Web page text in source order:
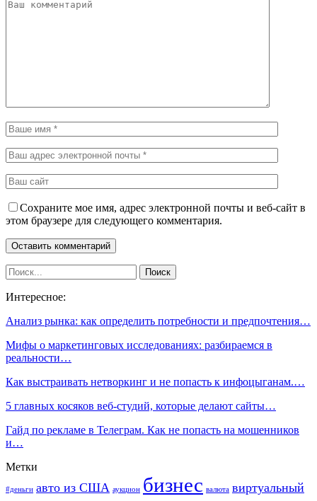
Сохраните мое имя, адрес электронной почты и веб-сайт в
этом браузере для следующего комментария.
Интересное:
Анализ рынка: как определить потребности и предпочтения…
Мифы о маркетинговых исследованиях: разбираемся в
реальности…
Как выстраивать нетворкинг и не попасть к инфоцыганам.…
5 главных косяков веб-студий, которые делают сайты…
Гайд по рекламе в Телеграм. Как не попасть на мошенников
и…
Метки
#деньги авто из США аукцион бизнес валюта виртуальный